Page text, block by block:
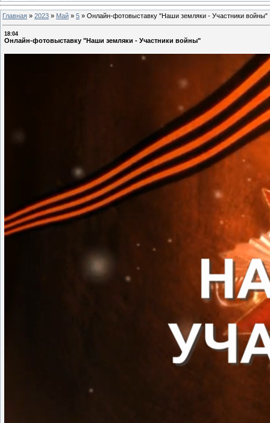
Главная » 2023 » Май » 5 » Онлайн-фотовыставку "Наши земляки - Участники войны"
18:04
Онлайн-фотовыставку "Наши земляки - Участники войны"